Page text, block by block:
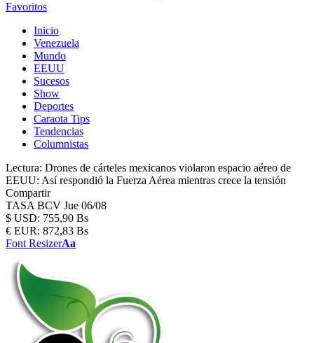
Favoritos
Inicio
Venezuela
Mundo
EEUU
Sucesos
Show
Deportes
Caraota Tips
Tendencias
Columnistas
Lectura: Drones de cárteles mexicanos violaron espacio aéreo de
EEUU: Así respondió la Fuerza Aérea mientras crece la tensión
Compartir
TASA BCV Jue 06/08
$ USD: 755,90 Bs
€ EUR: 872,83 Bs
Font ResizerAa